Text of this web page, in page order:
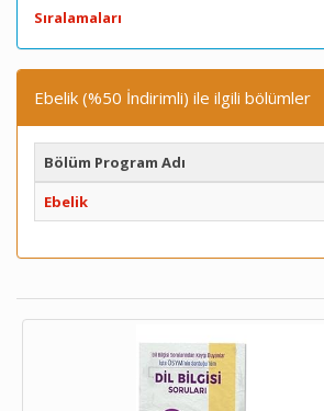
Sıralamaları
Ebelik (%50 İndirimli) ile ilgili bölümler
Bölüm Program Adı
Ebelik